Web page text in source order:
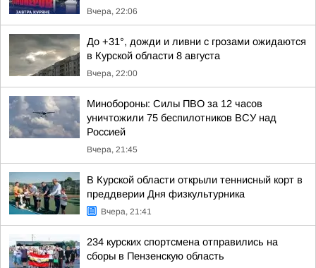
Вчера, 22:06
До +31°, дожди и ливни с грозами ожидаются
в Курской области 8 августа
Вчера, 22:00
Минобороны: Силы ПВО за 12 часов
уничтожили 75 беспилотников ВСУ над
Россией
Вчера, 21:45
В Курской области открыли теннисный корт в
преддверии Дня физкультурника
Вчера, 21:41
234 курских спортсмена отправились на
сборы в Пензенскую область